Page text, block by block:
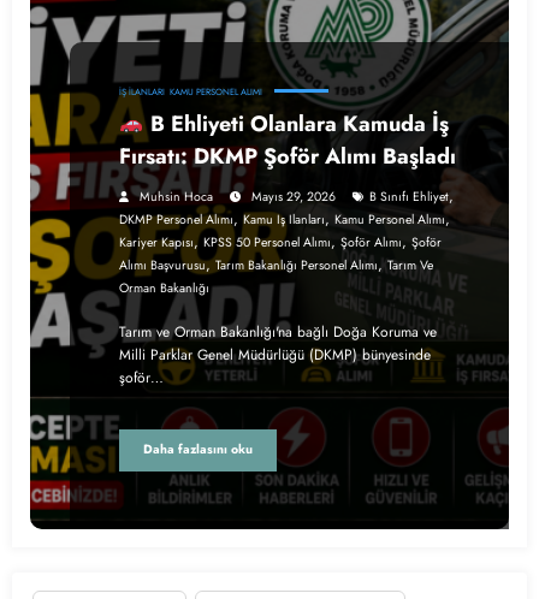
İŞ İLANLARI KAMU PERSONEL ALIMI
B Ehliyeti Olanlara Kamuda İş
Fırsatı: DKMP Şoför Alımı Başladı
Muhsin Hoca Mayıs 29, 2026 B Sınıfı Ehliyet,
DKMP Personel Alımı, Kamu Iş Ilanları, Kamu Personel Alımı,
Kariyer Kapısı, KPSS 50 Personel Alımı, Şoför Alımı, Şoför
Alımı Başvurusu,Tarım Bakanlığı Personel Alımı,Tarım Ve
Orman Bakanlığı
Tarım ve Orman Bakanlığı'na bağlı Doğa Koruma ve
Milli Parklar Genel Müdürlüğü (DKMP) bünyesinde
şoför…
Daha fazlasını oku